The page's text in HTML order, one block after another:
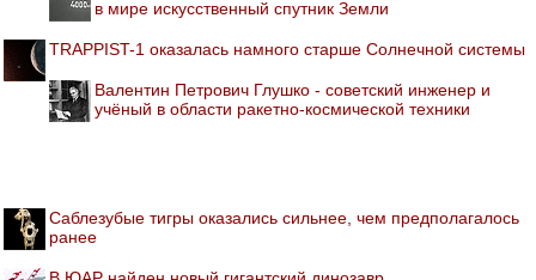
в мире искусственный спутник Земли
TRAPPIST-1 оказалась намного старше Солнечной системы
Валентин Петрович Глушко - советский инженер и
учёный в области ракетно-космической техники
Саблезубые тигры оказались сильнее, чем предполагалось
ранее